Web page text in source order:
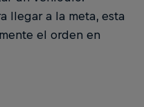
llegar a la meta, esta
el orden en